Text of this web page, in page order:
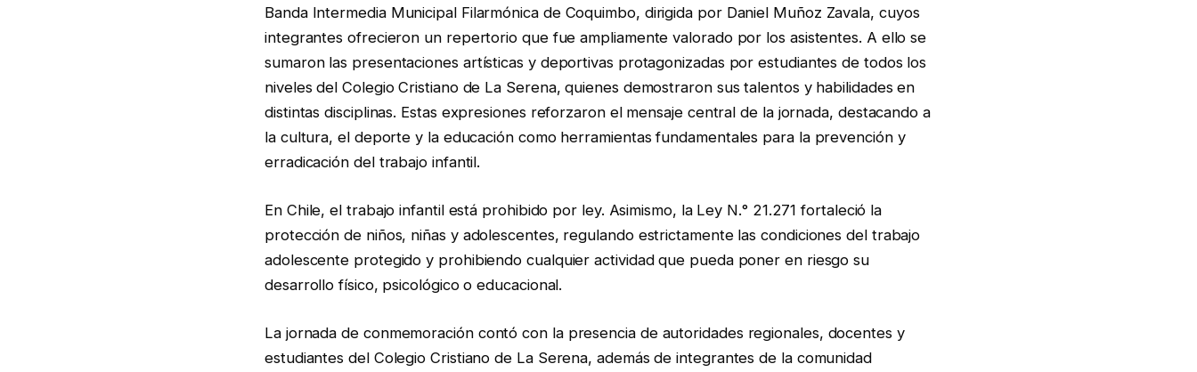
Banda Intermedia Municipal Filarmónica de Coquimbo, dirigida por Daniel Muñoz Zavala, cuyos
integrantes ofrecieron un repertorio que fue ampliamente valorado por los asistentes. A ello se
sumaron las presentaciones artísticas y deportivas protagonizadas por estudiantes de todos los
niveles del Colegio Cristiano de La Serena, quienes demostraron sus talentos y habilidades en
distintas disciplinas. Estas expresiones reforzaron el mensaje central de la jornada, destacando a
la cultura, el deporte y la educación como herramientas fundamentales para la prevención y
erradicación del trabajo infantil.
En Chile, el trabajo infantil está prohibido por ley. Asimismo, la Ley N.° 21.271 fortaleció la
protección de niños, niñas y adolescentes, regulando estrictamente las condiciones del trabajo
adolescente protegido y prohibiendo cualquier actividad que pueda poner en riesgo su
desarrollo físico, psicológico o educacional.
La jornada de conmemoración contó con la presencia de autoridades regionales, docentes y
estudiantes del Colegio Cristiano de La Serena, además de integrantes de la comunidad